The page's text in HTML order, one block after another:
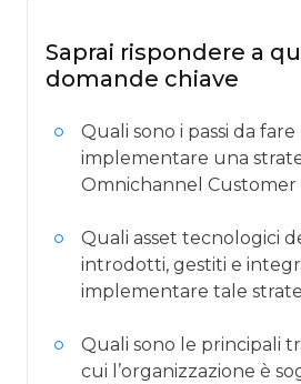
Saprai rispondere a
domande chiave
Quali sono i passi da
implementare una
Omnichannel Customer
Quali asset tecnologici
introdotti, gestiti e
implementare tale
Quali sono le principali
cui l’organizzazione è